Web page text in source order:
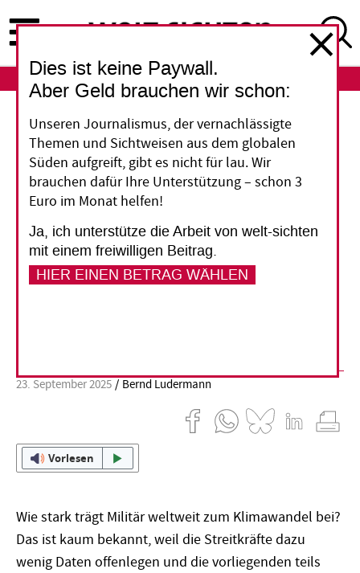
zum
Inhalt
ABO
CO2-Emissionen
Aufrüstung treibt
Erderhitzung voran
Europa will aufrüsten und weltweit sind die
Militärausgaben bereits stark gestiegen. Wie viel
zusätzliche Treibhausgase das verursacht,
23. September 2025 Bernd Ludermann
Vorlesen
Wie stark trägt Militär weltweit zum Klimawandel bei?
Das ist kaum bekannt, weil die Streitkräfte dazu
wenig Daten offenlegen und die vorliegenden teils
Dies ist keine Paywall.
Aber Geld brauchen wir schon:
Unseren Journalismus, der vernachlässigte
Themen und Sichtweisen aus dem globalen
Süden aufgreift, gibt es nicht für lau. Wir
brauchen dafür Ihre Unterstützung – schon 3
Euro im Monat helfen!
Ja, ich unterstütze die Arbeit von welt-sichten
mit einem freiwilligen Beitrag.
HIER EINEN BETRAG WÄHLEN